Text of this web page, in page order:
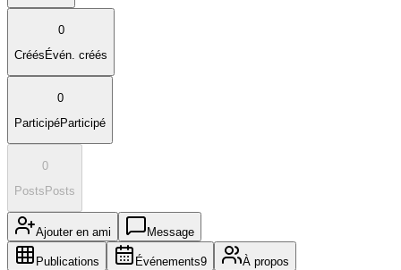
0
Créés Évén. créés
0
ParticipéParticipé
0
Posts Posts
Ajouter en ami Message
Publications Événements9 À propos